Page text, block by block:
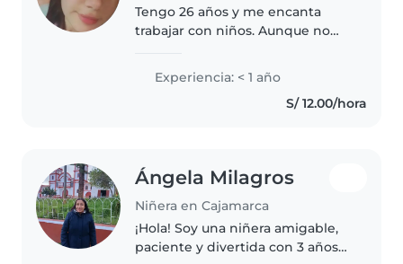
Tengo 26 años y me encanta
trabajar con niños. Aunque no
cuidado a algunos niños
pequeños y me apasiona
Experiencia: < 1 año
S/ 12.00/hora
Ángela Milagros
Niñera en Cajamarca
¡Hola! Soy una niñera amigable,
paciente y divertida con 3 años